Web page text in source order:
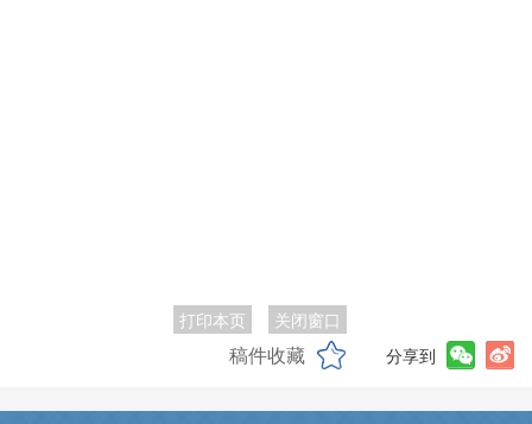
打印本页 关闭窗口
稿件收藏 分享到